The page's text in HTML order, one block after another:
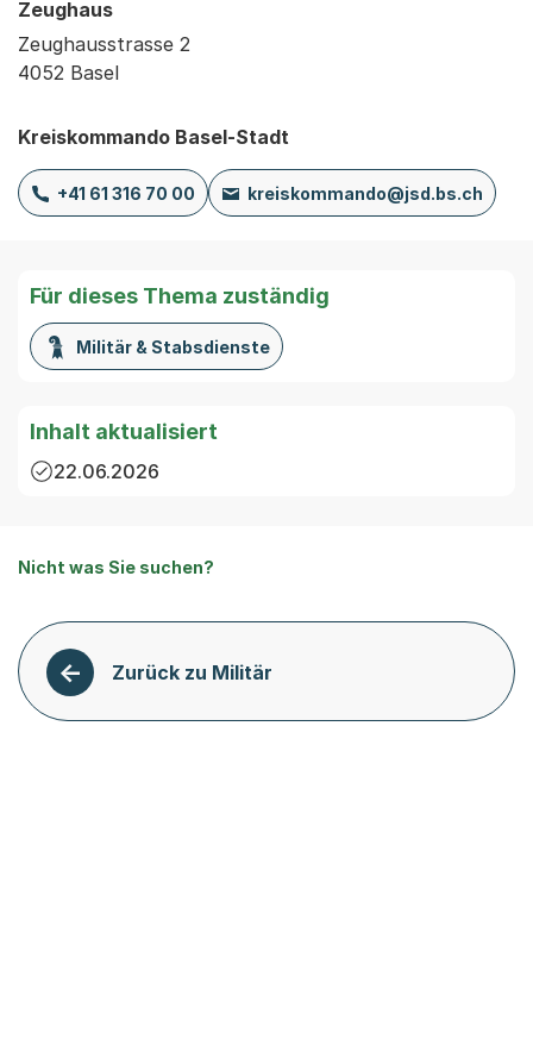
Zeughaus
Zeughausstrasse 2
4052 Basel
Kreiskommando Basel-Stadt
+41 61 316 70 00 kreiskommando@jsd.bs.ch
Für dieses Thema zuständig
Militär & Stabsdienste
Inhalt aktualisiert
22.06.2026
Nicht was Sie suchen?
Zurück zu Militär